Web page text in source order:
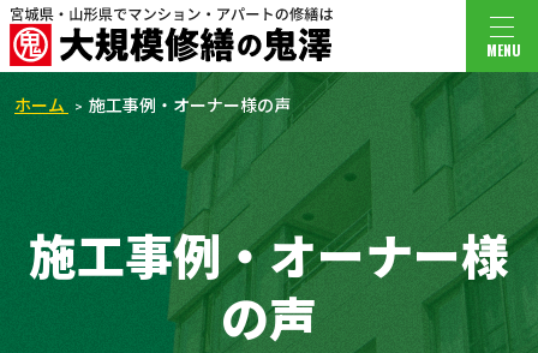
MENU
ホーム 施工事例・オーナー様の声
施工事例・オーナー様
の声